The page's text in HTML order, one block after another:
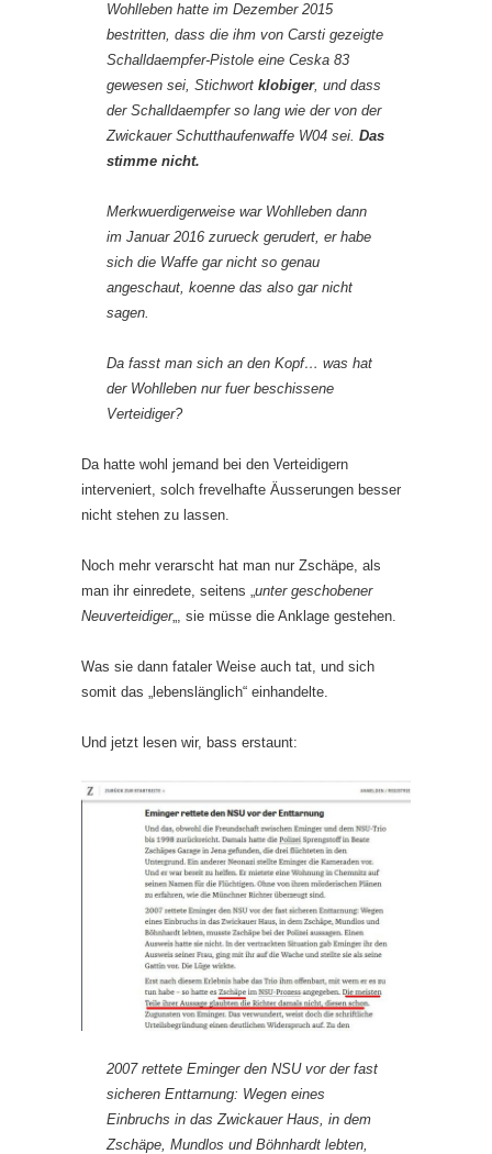
Wohlleben hatte im Dezember 2015
bestritten, dass die ihm von Carsti gezeigte
Schalldaempfer-Pistole eine Ceska 83
gewesen sei, Stichwort klobiger, und dass
der Schalldaempfer so lang wie der von der
Zwickauer Schutthaufenwaffe W04 sei. Das
stimme nicht.
Merkwuerdigerweise war Wohlleben dann
im Januar 2016 zurueck gerudert, er habe
sich die Waffe gar nicht so genau
angeschaut, koenne das also gar nicht
sagen.
Da fasst man sich an den Kopf… was hat
der Wohlleben nur fuer beschissene
Verteidiger?
Da hatte wohl jemand bei den Verteidigern
interveniert, solch frevelhafte Äusserungen besser
nicht stehen zu lassen.
Noch mehr verarscht hat man nur Zschäpe, als
man ihr einredete, seitens „unter geschobener
Neuverteidiger„, sie müsse die Anklage gestehen.
Was sie dann fataler Weise auch tat, und sich
somit das „lebenslänglich“ einhandelte.
Und jetzt lesen wir, bass erstaunt:
2007 rettete Eminger den NSU vor der fast
sicheren Enttarnung: Wegen eines
Einbruchs in das Zwickauer Haus, in dem
Zschäpe, Mundlos und Böhnhardt lebten,